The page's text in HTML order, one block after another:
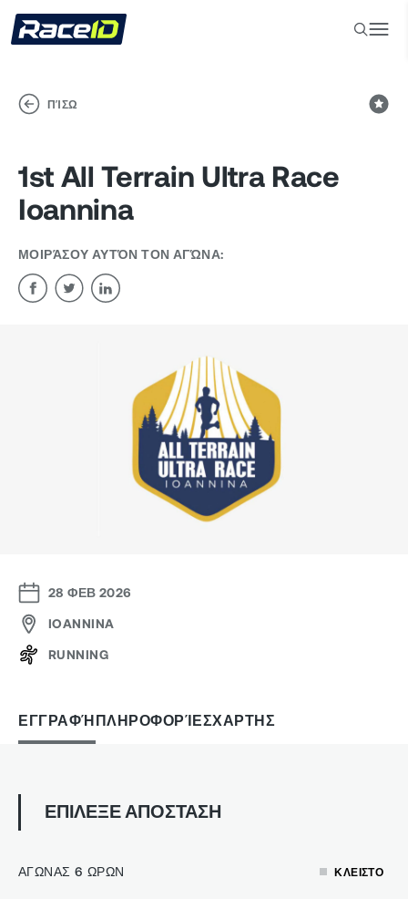
ΠΊΣΩ
1st All Terrain Ultra Race
Ioannina
ΜΟΙΡΆΣΟΥ ΑΥΤΌΝ ΤΟΝ ΑΓΏΝΑ:
28 ΦΕΒ 2026
IOANNINA
RUNNING
ΕΓΓΡΑΦΉΠΛΗΡΟΦΟΡΊΕΣΧΑΡΤΗΣ
ΕΠΙΛΕΞΕ ΑΠΟΣΤΑΣΗ
ΑΓΏΝΑΣ 6 ΩΡΏΝ ΚΛΕΙΣΤΌ